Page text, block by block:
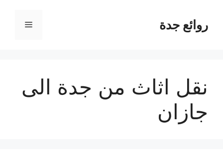
المحتوىروائع جدة القائمة
نقل اثاث من جدة الى
جازان